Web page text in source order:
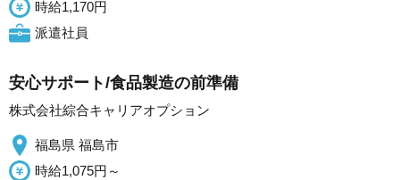
時給1,170円
派遣社員
安心サポート/食品製造の前準備
株式会社綜合キャリアオプション
福島県 福島市
時給1,075円～